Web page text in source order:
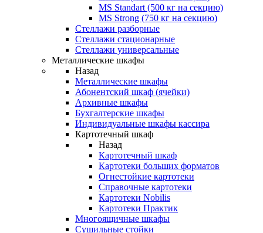
MS Standart (500 кг на секцию)
MS Strong (750 кг на секцию)
Стеллажи разборные
Стеллажи стационарные
Стеллажи универсальные
Металлические шкафы
Назад
Металлические шкафы
Абонентский шкаф (ячейки)
Архивные шкафы
Бухгалтерские шкафы
Индивидуальные шкафы кассира
Картотечный шкаф
Назад
Картотечный шкаф
Картотеки больших форматов
Огнестойкие картотеки
Справочные картотеки
Картотеки Nobilis
Картотеки Практик
Многоящичные шкафы
Сушильные стойки